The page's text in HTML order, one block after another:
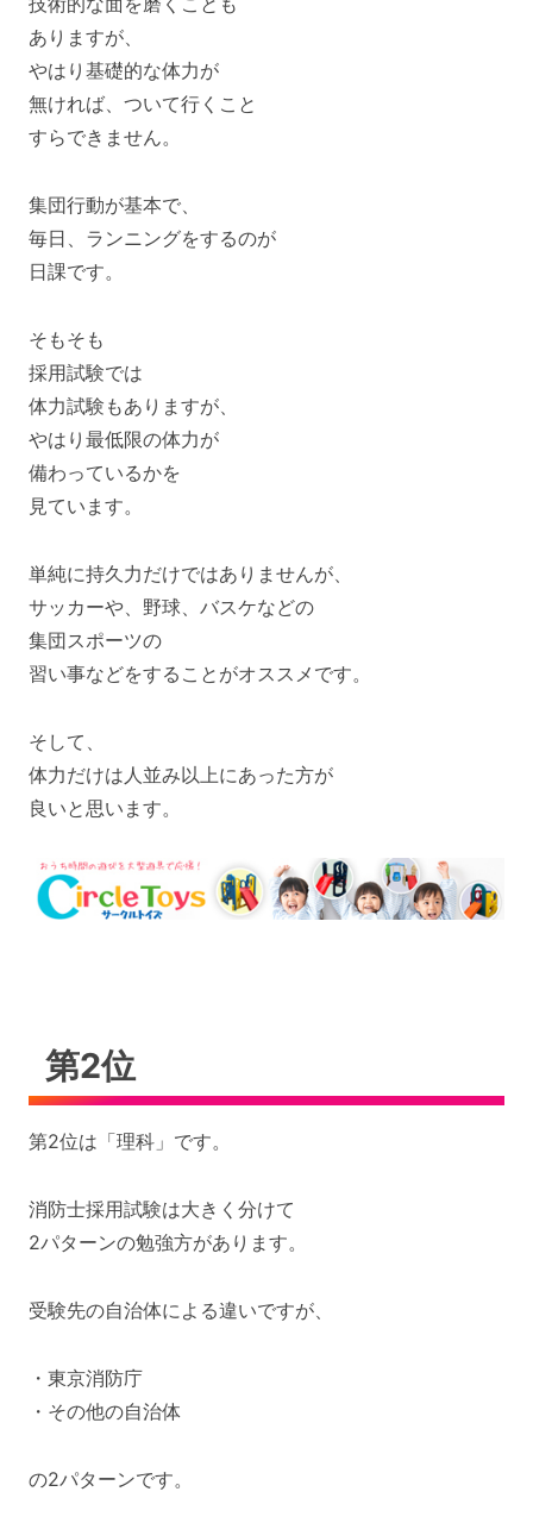
ありますが、
やはり基礎的な体力が
無ければ、ついて行くこと
すらできません。
集団行動が基本で、
毎日、ランニングをするのが
日課です。
そもそも
採用試験では
体力試験もありますが、
やはり最低限の体力が
備わっているかを
見ています。
単純に持久力だけではありませんが、
サッカーや、野球、バスケなどの
集団スポーツの
習い事などをすることがオススメです。
そして、
体力だけは人並み以上にあった方が
良いと思います。
第2位
第2位は「理科」です。
消防士採用試験は大きく分けて
2パターンの勉強方があります。
受験先の自治体による違いですが、
・東京消防庁
・その他の自治体
の2パターンです。